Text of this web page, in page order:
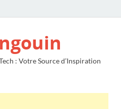
: Votre Source d’Inspiration